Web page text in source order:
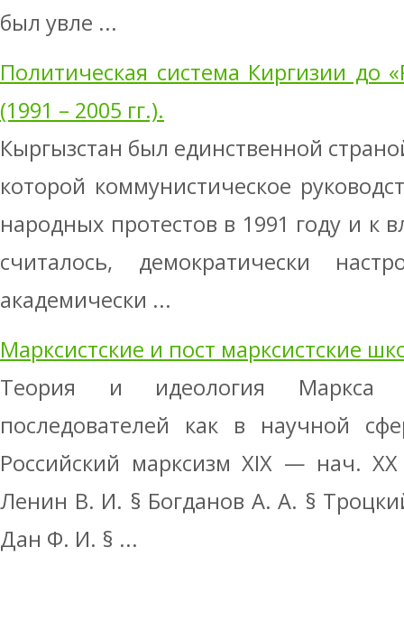
был увле ...
Политическая система Киргизии до
(1991 – 2005 гг.).
Кыргызстан был единственной
которой коммунистическое
народных протестов в 1991 году и к
считалось, демократически
академически ...
Марксистские и пост марксистские
Теория и идеология Маркса
последователей как в научной
Российский марксизм XIX — нач.
Ленин В. И. § Богданов А. А. §
Дан Ф. И. § ...